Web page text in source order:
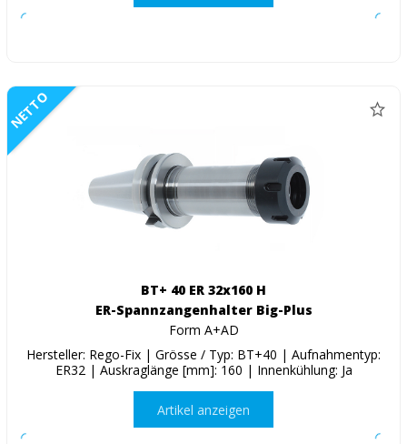
NETTO
BT+ 40 ER 32x160 H
ER-Spannzangenhalter Big-Plus
Form A+AD
Hersteller: Rego-Fix | Grösse / Typ: BT+40 | Aufnahmentyp:
ER32 | Auskraglänge [mm]: 160 | Innenkühlung: Ja
Artikel anzeigen